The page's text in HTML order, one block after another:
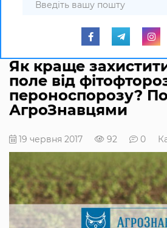
Як краще
поле від
пероноспорозу?
АгроЗнавцями
19 червня 2017 92 0